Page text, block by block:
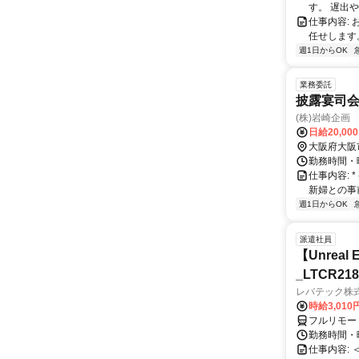
す。 遅出
仕事内容:
任せしま
週1日からOK
業務委託
披露宴司会
(株)岩崎企画
日給
大阪府大
勤務時間
仕事内容: *
新婦との
週1日からOK
派遣社員
【Unreal
レバテック株
時給3,010
フルリモー
勤務時間
仕事内容: